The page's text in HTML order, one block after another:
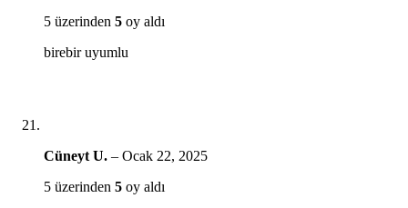
5 üzerinden 5 oy aldı
birebir uyumlu
Cüneyt U. – Ocak 22, 2025
5 üzerinden 5 oy aldı